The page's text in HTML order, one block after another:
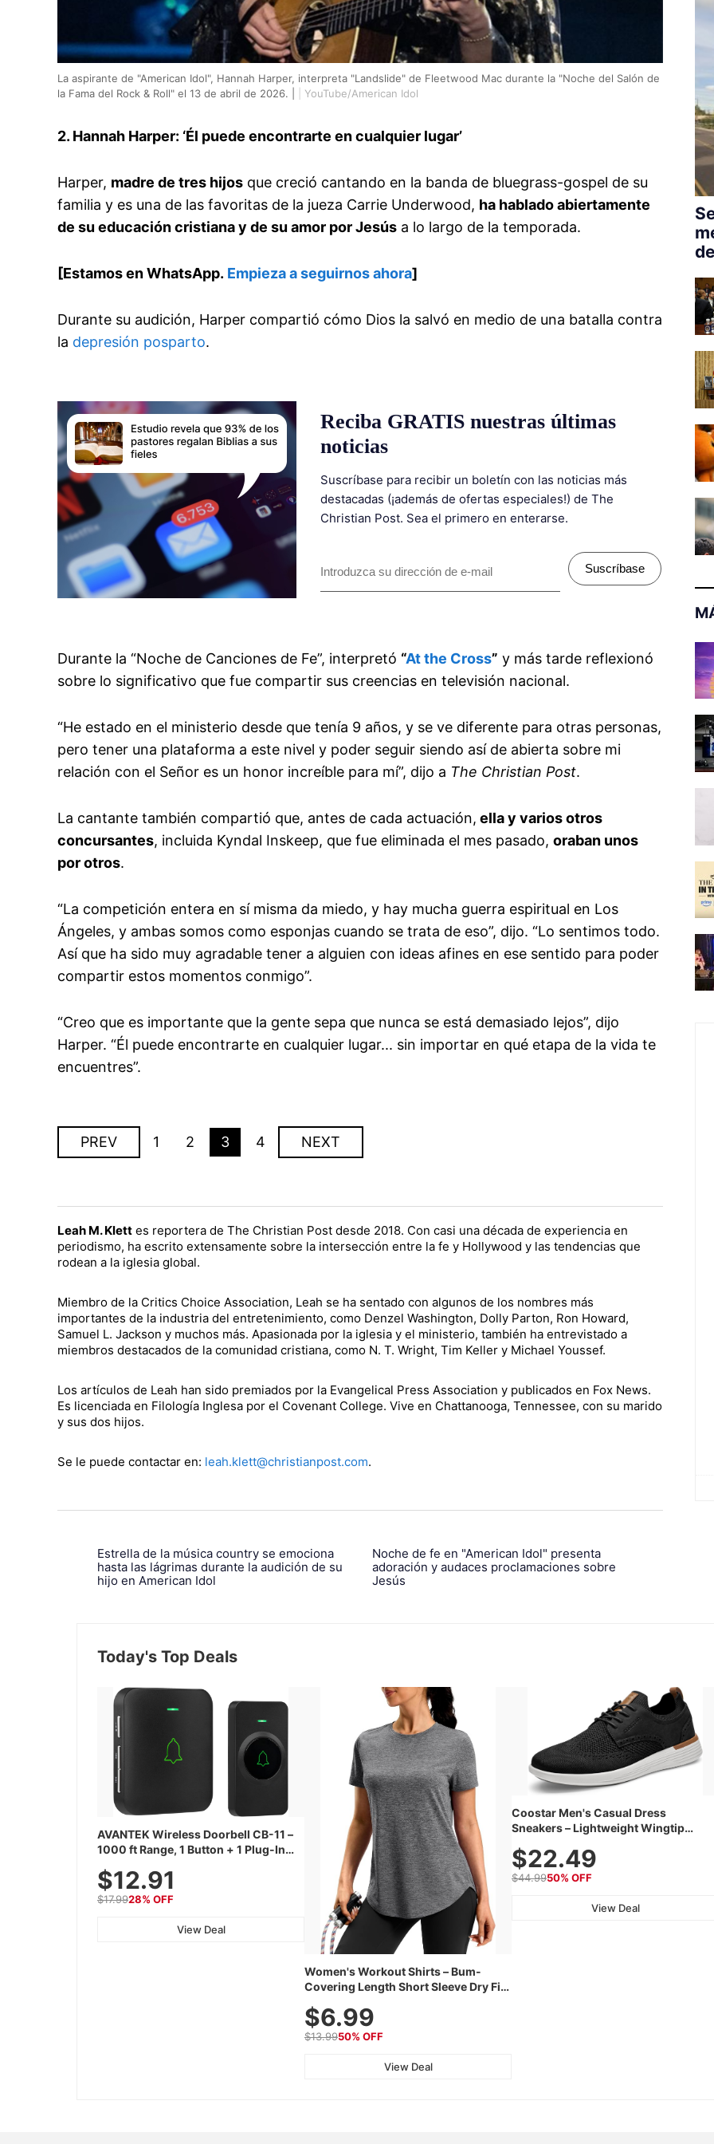
La aspirante de "American Idol", Hannah Harper, interpreta "Landslide" de Fleetwood Mac durante la "Noche del Salón de
la Fama del Rock & Roll" el 13 de abril de 2026. |
YouTube/American Idol
2. Hannah Harper: ‘Él puede encontrarte en cualquier lugar’
Harper, madre de tres hijos que creció cantando en la banda de bluegrass-gospel de su
familia y es una de las favoritas de la jueza Carrie Underwood, ha hablado abiertamente
de su educación cristiana y de su amor por Jesús a lo largo de la temporada.
[Estamos en WhatsApp. Empieza a seguirnos ahora]
Durante su audición, Harper compartió cómo Dios la salvó en medio de una batalla contra
la depresión posparto.
Reciba GRATIS nuestras últimas
noticias
Suscríbase para recibir un boletín con las noticias más
destacadas (¡además de ofertas especiales!) de The
Christian Post. Sea el primero en enterarse.
Suscríbase
Durante la “Noche de Canciones de Fe”, interpretó “At the Cross” y más tarde reflexionó
sobre lo significativo que fue compartir sus creencias en televisión nacional.
“He estado en el ministerio desde que tenía 9 años, y se ve diferente para otras personas,
pero tener una plataforma a este nivel y poder seguir siendo así de abierta sobre mi
relación con el Señor es un honor increíble para mí”, dijo a The Christian Post.
La cantante también compartió que, antes de cada actuación, ella y varios otros
concursantes, incluida Kyndal Inskeep, que fue eliminada el mes pasado, oraban unos
por otros.
“La competición entera en sí misma da miedo, y hay mucha guerra espiritual en Los
Ángeles, y ambas somos como esponjas cuando se trata de eso”, dijo. “Lo sentimos todo.
Así que ha sido muy agradable tener a alguien con ideas afines en ese sentido para poder
compartir estos momentos conmigo”.
“Creo que es importante que la gente sepa que nunca se está demasiado lejos”, dijo
Harper. “Él puede encontrarte en cualquier lugar... sin importar en qué etapa de la vida te
encuentres”.
PREV 1 2 3 4 NEXT
Leah M. Klett es reportera de The Christian Post desde 2018. Con casi una década de experiencia en
periodismo, ha escrito extensamente sobre la intersección entre la fe y Hollywood y las tendencias que
rodean a la iglesia global.
Miembro de la Critics Choice Association, Leah se ha sentado con algunos de los nombres más
importantes de la industria del entretenimiento, como Denzel Washington, Dolly Parton, Ron Howard,
Samuel L. Jackson y muchos más. Apasionada por la iglesia y el ministerio, también ha entrevistado a
miembros destacados de la comunidad cristiana, como N. T. Wright, Tim Keller y Michael Youssef.
Los artículos de Leah han sido premiados por la Evangelical Press Association y publicados en Fox News.
Es licenciada en Filología Inglesa por el Covenant College. Vive en Chattanooga, Tennessee, con su marido
y sus dos hijos.
Se le puede contactar en: leah.klett@christianpost.com.
Estrella de la música country se emociona
hasta las lágrimas durante la audición de su
hijo en American Idol
Noche de fe en "American Idol" presenta
adoración y audaces proclamaciones sobre
Jesús
Today's Top Deals
AVANTEK Wireless Doorbell CB-11 –
1000 ft Range, 1 Button + 1 Plug-In
52 Chimes, Waterproof, 3-Year
Battery
$12.91
$17.9928% OFF
View Deal
Women's Workout Shirts – Bum-
Covering Length Short Sleeve Dry Fit
Athletic, Hiking, Running & Summer
Wear
$6.99
$13.9950% OFF
View Deal
Coostar Men's Casual Dress
Sneakers – Lightweight Wingtip
Upper, Rubber Sole & Slip-On Elastic
Collar, Business & Walking Shoe
$22.49
$44.9950% OFF
View Deal